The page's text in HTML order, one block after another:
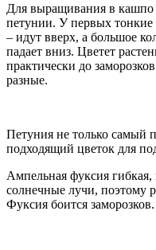
Для выращивания в кашпо
петунии. У первых тонкие
– идут вверх, а большое
падает вниз. Цветет
практически до
разные.
Петуния не только самый
подходящий цветок для
Ампельная фуксия
солнечные лучи, поэтому
Фуксия боится заморозков.